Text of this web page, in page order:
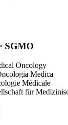
SGMO
Oncology
Medica
Médicale
für